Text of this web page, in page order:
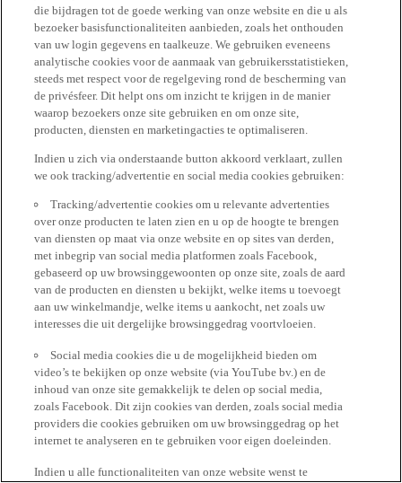
die bijdragen tot de goede werking van onze website en die u als
bezoeker basisfunctionaliteiten aanbieden, zoals het onthouden
van uw login gegevens en taalkeuze. We gebruiken eveneens
analytische cookies voor de aanmaak van gebruikersstatistieken,
steeds met respect voor de regelgeving rond de bescherming van
de privésfeer. Dit helpt ons om inzicht te krijgen in de manier
waarop bezoekers onze site gebruiken en om onze site,
producten, diensten en marketingacties te optimaliseren.
Indien u zich via onderstaande button akkoord verklaart, zullen
we ook tracking/advertentie en social media cookies gebruiken:
Tracking/advertentie cookies om u relevante advertenties
over onze producten te laten zien en u op de hoogte te brengen
van diensten op maat via onze website en op sites van derden,
met inbegrip van social media platformen zoals Facebook,
gebaseerd op uw browsinggewoonten op onze site, zoals de aard
van de producten en diensten u bekijkt, welke items u toevoegt
aan uw winkelmandje, welke items u aankocht, net zoals uw
interesses die uit dergelijke browsinggedrag voortvloeien.
Social media cookies die u de mogelijkheid bieden om
video’s te bekijken op onze website (via YouTube bv.) en de
inhoud van onze site gemakkelijk te delen op social media,
zoals Facebook. Dit zijn cookies van derden, zoals social media
providers die cookies gebruiken om uw browsinggedrag op het
internet te analyseren en te gebruiken voor eigen doeleinden.
Indien u alle functionaliteiten van onze website wenst te